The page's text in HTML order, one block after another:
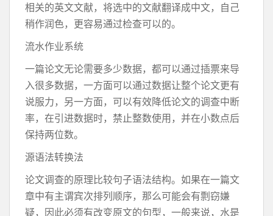
相关的英文文献，将选中的文献翻译成中文，自己
稍作润色，更容易通过检查可以的。
流水作业系统
一篇论文无论需要多少数据，都可以通过插票来导
入很多数据，一方面可以通过数据让整个论文更有
说服力，另一方面，可以有效降低论文的调查中断
率，在引进数据时，禁止整数使用，并在小数点后
保持两位数。
源语法转换法
论文调查的原理比较句子语法结构。如果在一篇文
章中有主谓宾次排列顺序，那么可能会有剽窃嫌
疑，因此必须有改变原文的句型，一般来说，水是